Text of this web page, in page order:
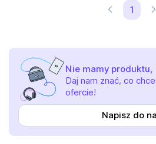
1
Nie mamy produktu,
Daj nam znać, co
ofercie!
Napisz do